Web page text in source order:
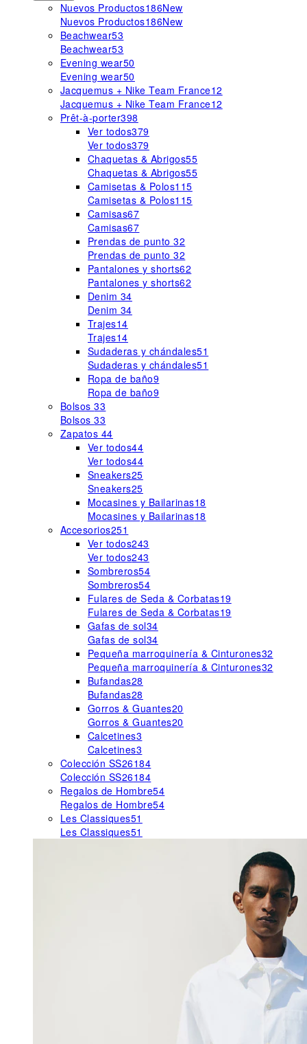
Nuevos Productos186New
Nuevos Productos186New
Beachwear53
Beachwear53
Evening wear50
Evening wear50
Jacquemus + Nike Team France12
Jacquemus + Nike Team France12
Prêt-à-porter398
Ver todos379
Ver todos379
Chaquetas & Abrigos55
Chaquetas & Abrigos55
Camisetas & Polos115
Camisetas & Polos115
Camisas67
Camisas67
Prendas de punto32
Prendas de punto32
Pantalones y shorts62
Pantalones y shorts62
Denim 34
Denim 34
Trajes14
Trajes14
Sudaderas y chándales51
Sudaderas y chándales51
Ropa de baño9
Ropa de baño9
Bolsos33
Bolsos33
Zapatos 44
Ver todos44
Ver todos44
Sneakers25
Sneakers25
Mocasines y Bailarinas18
Mocasines y Bailarinas18
Accesorios251
Ver todos243
Ver todos243
Sombreros54
Sombreros54
Fulares de Seda & Corbatas19
Fulares de Seda & Corbatas19
Gafas de sol34
Gafas de sol34
Pequeña marroquinería & Cinturones32
Pequeña marroquinería & Cinturones32
Bufandas28
Bufandas28
Gorros & Guantes20
Gorros & Guantes20
Calcetines3
Calcetines3
Colección SS26184
Colección SS26184
Regalos de Hombre54
Regalos de Hombre54
Les Classiques51
Les Classiques51